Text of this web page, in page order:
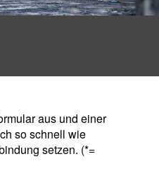
aus und einer
so schnell wie
setzen. (*=